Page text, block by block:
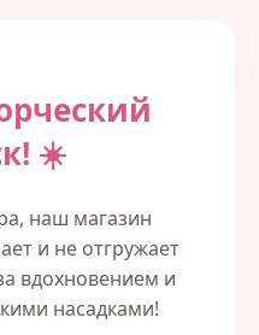
☀️
наш магазин
и не отгружает
вдохновением и
насадками!